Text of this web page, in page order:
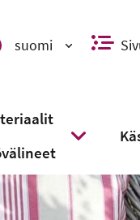
kieli, switch
suomi